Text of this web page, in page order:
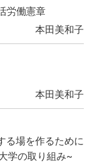
労働憲章
本田美和子
本田美和子
る場を作るために
学の取り組み~